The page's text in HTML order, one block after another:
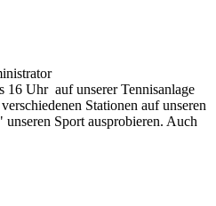
16 Uhr auf unserer Tennisanlage
Stationen auf unseren
Sport ausprobieren. Auch